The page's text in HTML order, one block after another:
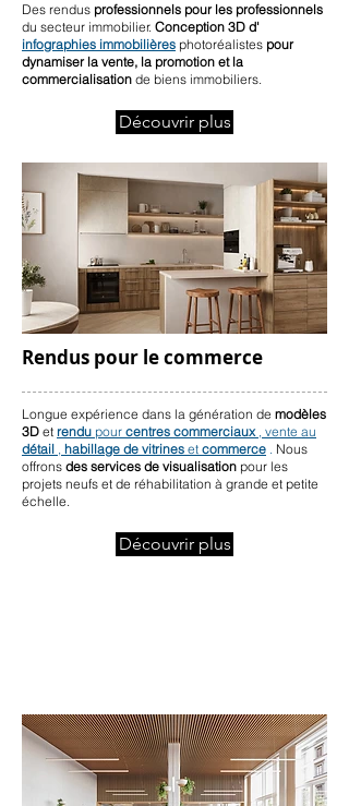
Des rendus professionnels pour les professionnels
du secteur immobilier. Conception 3D d'
infographies immobilières photoréalistes pour
dynamiser la vente, la promotion et la
commercialisation de biens immobiliers.
Découvrir plus
Rendus pour le commerce
Longue expérience dans la génération de modèles
3D et rendu pour centres commerciaux, vente au
détail , habillage de vitrines et commerce . Nous
offrons des services de visualisation pour les
projets neufs et de réhabilitation à grande et petite
échelle.
Découvrir plus